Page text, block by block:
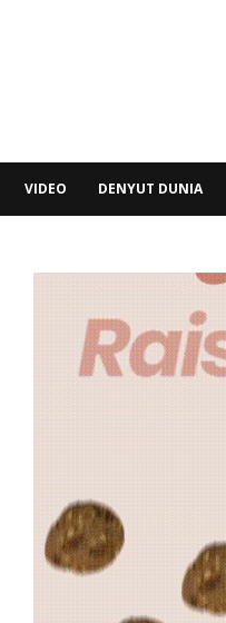
VIDEO DENYUT DUNIA